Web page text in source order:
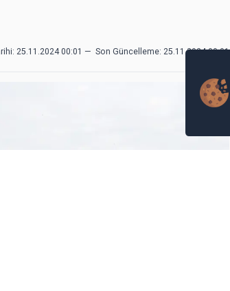
25.11.2024 00:01 — Son Güncelleme: 25.11.2024 00:01